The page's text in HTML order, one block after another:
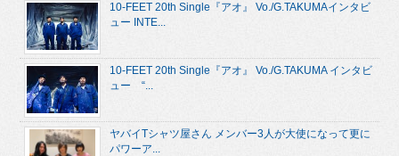
10-FEET 20th Single『アオ』 Vo./G.TAKUMAインタビ
ュー INTE...
10-FEET 20th Single『アオ』 Vo./G.TAKUMA インタビ
ュー “...
ヤバイTシャツ屋さん メンバー3人が大使になって更に
パワーア...